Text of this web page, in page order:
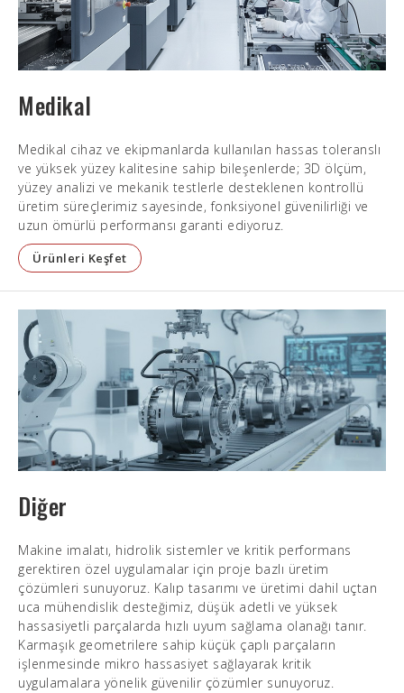
Medikal
Medikal cihaz ve ekipmanlarda kullanılan hassas toleranslı
ve yüksek yüzey kalitesine sahip bileşenlerde; 3D ölçüm,
yüzey analizi ve mekanik testlerle desteklenen kontrollü
üretim süreçlerimiz sayesinde, fonksiyonel güvenilirliği ve
uzun ömürlü performansı garanti ediyoruz.
Ürünleri Keşfet
Diğer
Makine imalatı, hidrolik sistemler ve kritik performans
gerektiren özel uygulamalar için proje bazlı üretim
çözümleri sunuyoruz. Kalıp tasarımı ve üretimi dahil uçtan
uca mühendislik desteğimiz, düşük adetli ve yüksek
hassasiyetli parçalarda hızlı uyum sağlama olanağı tanır.
Karmaşık geometrilere sahip küçük çaplı parçaların
işlenmesinde mikro hassasiyet sağlayarak kritik
uygulamalara yönelik güvenilir çözümler sunuyoruz.